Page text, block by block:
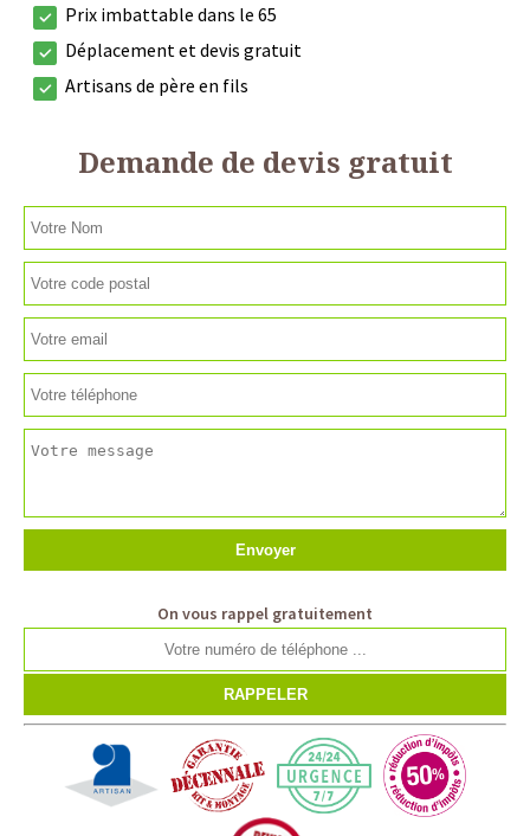
Prix imbattable dans le 65
Déplacement et devis gratuit
Artisans de père en fils
Demande de devis gratuit
On vous rappel gratuitement